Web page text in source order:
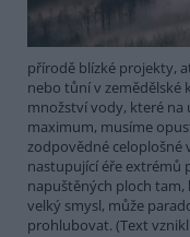
přírodě blízké projekty,
nebo tůní v zemědělské
množství vody, které na
maximum, musíme
zodpovědné celoplošné
nastupující éře extrémů
napuštěných ploch tam,
velký smysl, může
prohlubovat. (Text